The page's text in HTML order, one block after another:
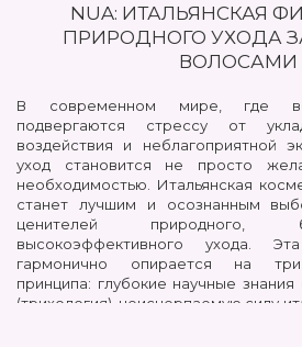
NUA: ИТАЛЬЯНСКАЯ
ПРИРОДНОГО УХОДА
ВОЛОСАМИ
В современном мире, где
подвергаются стрессу от
воздействия и неблагоприятной
уход становится не просто
необходимостью. Итальянская
станет лучшим и осознанным
ценителей природного,
высокоэффективного ухода.
гармонично опирается на три
принципа: глубокие научные
(трихология), неисчерпаемую силу